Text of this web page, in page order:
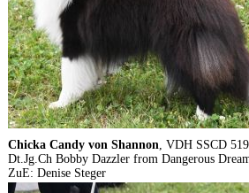
Chicka Candy von Shannon, VDH SSCD
Dt.Jg.Ch Bobby Dazzler from Dangerous
ZuE: Denise Steger